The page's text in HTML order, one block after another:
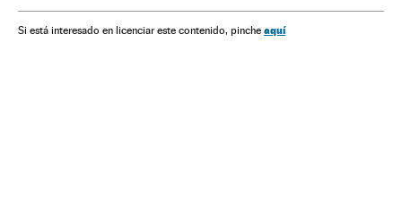
Matérias-primas América do Sul Acontecimentos
Si está interesado en licenciar este contenido, pinche aquí